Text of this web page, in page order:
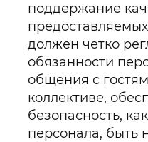
поддержание
должен четко
обязанности
общения с
коллективе,
безопасность,
персонала, быть